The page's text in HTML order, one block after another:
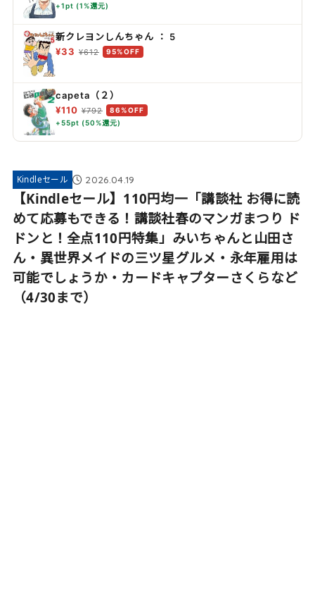
+1pt (1%還元)
新クレヨンしんちゃん ： 5
¥33 ¥612 95%OFF
capeta（２）
¥110 ¥792
86%OFF
+55pt (50%還元)
Kindleセール 2026.04.19
【Kindleセール】110円均一「講談社 お得に読
めて応募もできる！講談社春のマンガまつり ド
ドンと！全点110円特集」みいちゃんと山田さ
ん・異世界メイドの三ツ星グルメ・永年雇用は
可能でしょうか・カードキャプターさくらなど
（4/30まで）